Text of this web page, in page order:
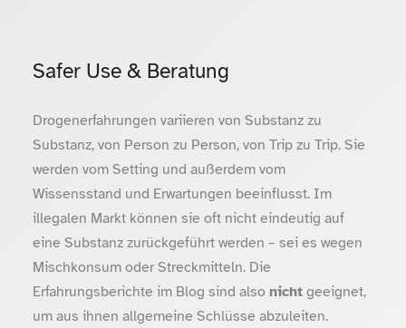
Safer Use & Beratung
Drogenerfahrungen variieren von Substanz zu
Substanz, von Person zu Person, von Trip zu Trip. Sie
werden vom Setting und außerdem vom
Wissensstand und Erwartungen beeinflusst. Im
illegalen Markt können sie oft nicht eindeutig auf
eine Substanz zurückgeführt werden – sei es wegen
Mischkonsum oder Streckmitteln. Die
Erfahrungsberichte im Blog sind also nichtgeeignet,
um aus ihnen allgemeine Schlüsse abzuleiten.